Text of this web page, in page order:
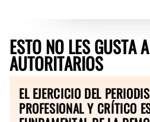
ESTO NO LES GUSTA
AUTORITARIOS
EL EJERCICIO DEL
PROFESIONAL Y CRÍTICO